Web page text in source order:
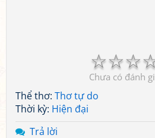
☆
☆
☆
Chưa có đánh
Thể thơ: Thơ tự do
Thời kỳ: Hiện đại
Trả lời